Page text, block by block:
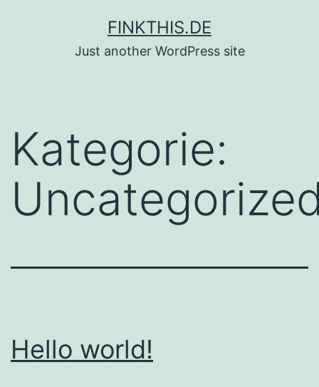
FINKTHIS.DE
Just another WordPress site
Kategorie:
Hello world!